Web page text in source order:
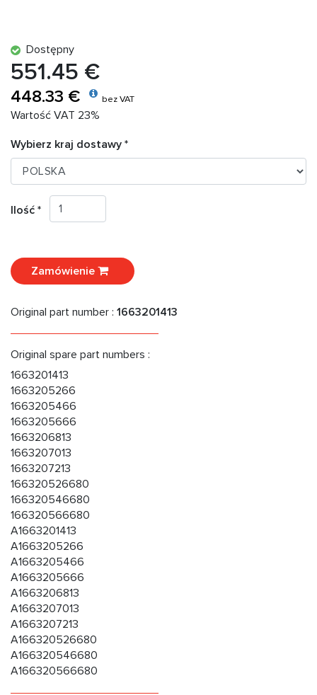
Dostępny
551.45 €
448.33 € bez VAT
Wartość VAT 23%
Wybierz kraj dostawy *
Ilość *
Zamówienie
Original part number : 1663201413
Original spare part numbers :
1663201413
1663205266
1663205466
1663205666
1663206813
1663207013
1663207213
166320526680
166320546680
166320566680
A1663201413
A1663205266
A1663205466
A1663205666
A1663206813
A1663207013
A1663207213
A166320526680
A166320546680
A166320566680